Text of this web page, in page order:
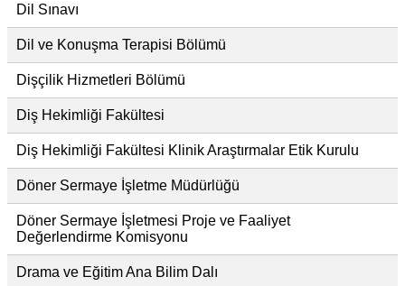
Dil Sınavı
Dil ve Konuşma Terapisi Bölümü
Dişçilik Hizmetleri Bölümü
Diş Hekimliği Fakültesi
Diş Hekimliği Fakültesi Klinik Araştırmalar Etik Kurulu
Döner Sermaye İşletme Müdürlüğü
Döner Sermaye İşletmesi Proje ve Faaliyet
Değerlendirme Komisyonu
Drama ve Eğitim Ana Bilim Dalı